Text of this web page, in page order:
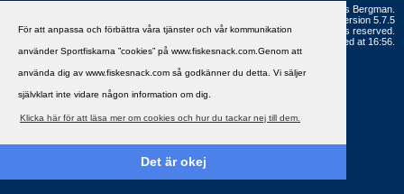
För att anpassa och förbättra våra tjänster och vår kommunikation
använder Sportfiskarna ”cookies” på www.fiskesnack.com.Genom att
använda dig av www.fiskesnack.com så godkänner du detta. Vi säljer
självklart inte vidare någon information om dig.
Klicka här för att läsa mer om cookies och hur du tackar nej till dem.
Det är okej
Copyright ©2002 - 2021, FiskeSnack.com. Grundad 2002 av Anders Bergman.
Version 5.7.5
Copyright © 2026 MH Sub I, LLC dba vBulletin. All rights reserved.
All times are GMT+1. This page was generated at 16:56.